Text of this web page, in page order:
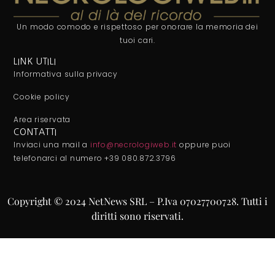
Un modo comodo e rispettoso per onorare la memoria dei
tuoi cari.
LINK UTILI
Informativa sulla privacy
Cookie policy
Area riservata
CONTATTI
Inviaci una mail a info@necrologiweb.it oppure puoi
telefonarci al numero +39 080.872.3796
Copyright © 2024 NetNews SRL – P.Iva 07027700728. Tutti i
diritti sono riservati.